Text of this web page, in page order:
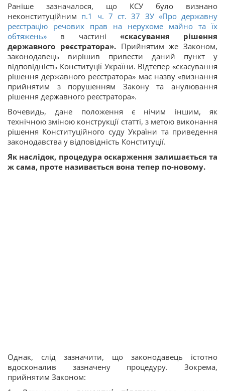
Раніше зазначалося, що КСУ було визнано
неконституційним п.1 ч. 7 ст. 37 ЗУ «Про державну
реєстрацію речових прав на нерухоме майно та їх
обтяжень» в частині «скасування рішення
державного реєстратора». Прийнятим же Законом,
законодавець вирішив привести даний пункт у
відповідність Конституції України. Відтепер «скасування
рішення державного реєстратора» має назву «визнання
прийнятим з порушенням Закону та анулювання
рішення державного реєстратора».
Вочевидь, дане положення є нічим іншим, як
технічною зміною конструкції статті, з метою виконання
рішення Конституційного суду України та приведення
законодавства у відповідність Конституції.
Як наслідок, процедура оскарження залишається та
ж сама, проте називається вона тепер по-новому.
Однак, слід зазначити, що законодавець істотно
вдосконалив зазначену процедуру. Зокрема,
прийнятим Законом: